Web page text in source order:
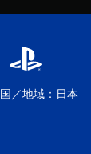
国／地域：日本